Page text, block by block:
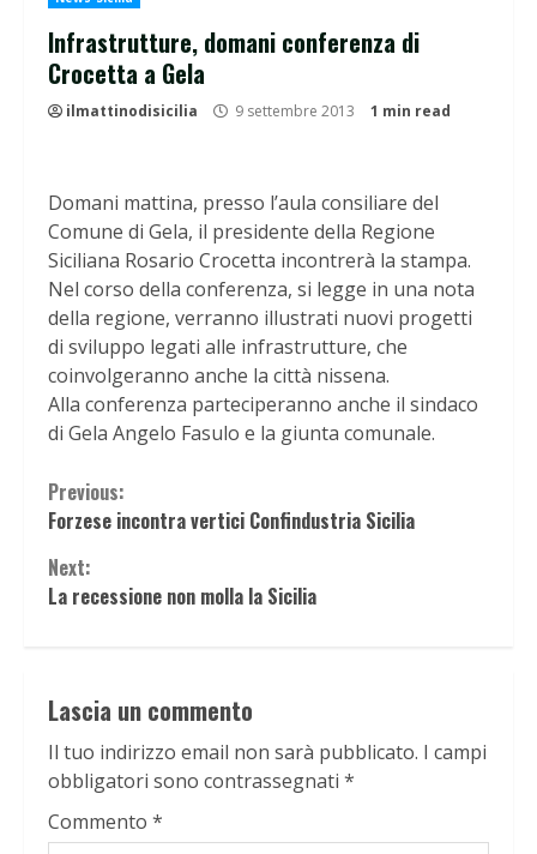
Infrastrutture, domani conferenza di
Crocetta a Gela
ilmattinodisicilia 9 settembre 2013 1 min read
Domani mattina, presso l’aula consiliare del
Comune di Gela, il presidente della Regione
Siciliana Rosario Crocetta incontrerà la stampa.
Nel corso della conferenza, si legge in una nota
della regione, verranno illustrati nuovi progetti
di sviluppo legati alle infrastrutture, che
coinvolgeranno anche la città nissena.
Alla conferenza parteciperanno anche il sindaco
di Gela Angelo Fasulo e la giunta comunale.
Continue
Reading
Previous:
Forzese incontra vertici Confindustria Sicilia
Next:
La recessione non molla la Sicilia
Lascia un commento
Il tuo indirizzo email non sarà pubblicato. I campi
obbligatori sono contrassegnati *
Commento *